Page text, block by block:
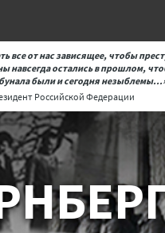
все от нас зависящее, чтобы
навсегда остались в прошлом,
были и сегодня
Российской Федерации